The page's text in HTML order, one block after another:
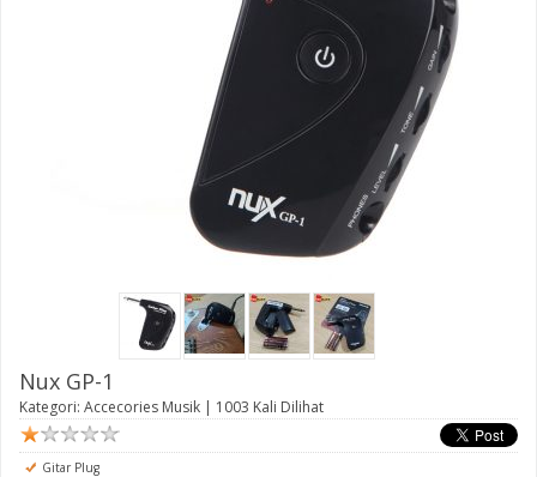
Nux GP-1
Kategori: Accecories Musik | 1003 Kali Dilihat
Gitar Plug